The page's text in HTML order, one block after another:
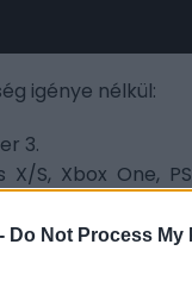
Do Not Process
igénye nélkül:
3.
X/S, Xbox One,
– szeptember 4.
The Order of